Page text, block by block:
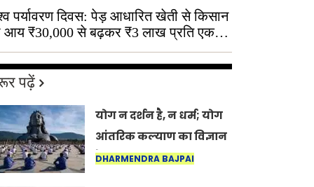
पर्यावरण दिवस: पेड़ आधारित खेती से किसान
आय ₹30,000 से बढ़कर ₹3 लाख प्रति एकड़
पढ़ें
योग न दर्शन है, न धर्म; योग
आंतरिक कल्याण का विज्ञान
है: अंतरराष्ट्रीय योग दिवस
DHARMENDRA BAJPAI